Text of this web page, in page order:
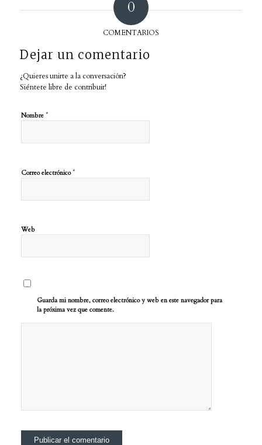
0
COMENTARIOS
Dejar un comentario
¿Quieres unirte a la conversación?
Siéntete libre de contribuir!
Nombre *
Correo electrónico*
Web
Guarda mi nombre, correo electrónico y web en este navegador para
la próxima vez que comente.